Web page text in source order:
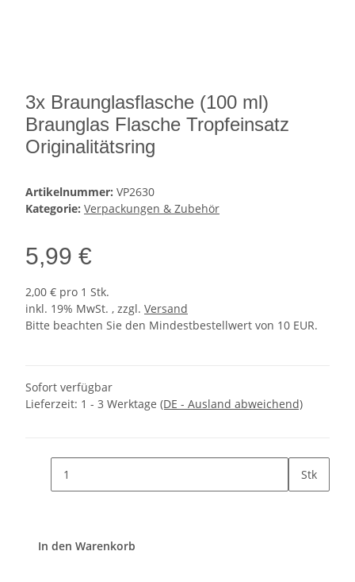
3x Braunglasflasche (100 ml)
Braunglas Flasche Tropfeinsatz
Originalitätsring
Artikelnummer: VP2630
Kategorie: Verpackungen & Zubehör
5,99 €
2,00 € pro 1 Stk.
inkl. 19% MwSt. , zzgl. Versand
Bitte beachten Sie den Mindestbestellwert von 10 EUR.
Sofort verfügbar
Lieferzeit: 1 - 3 Werktage (DE - Ausland abweichend)
Stk
In den Warenkorb